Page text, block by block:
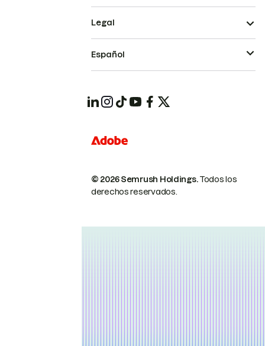
© 2026 Semrush Holdings.Todos los
derechos reservados.
Legal
Español